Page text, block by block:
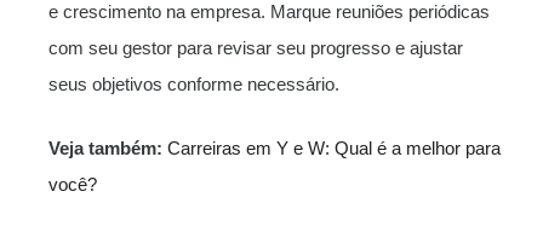
e crescimento na empresa. Marque reuniões periódicas
com seu gestor para revisar seu progresso e ajustar
seus objetivos conforme necessário.
Veja também: Carreiras em Y e W: Qual é a melhor para
você?